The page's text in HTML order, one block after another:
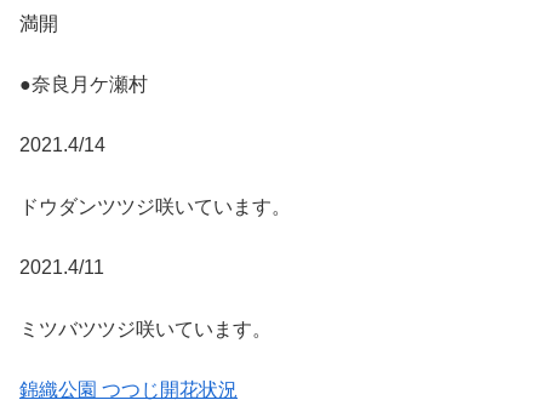
満開
●奈良月ケ瀬村
2021.4/14
ドウダンツツジ咲いています。
2021.4/11
ミツバツツジ咲いています。
錦織公園 つつじ開花状況